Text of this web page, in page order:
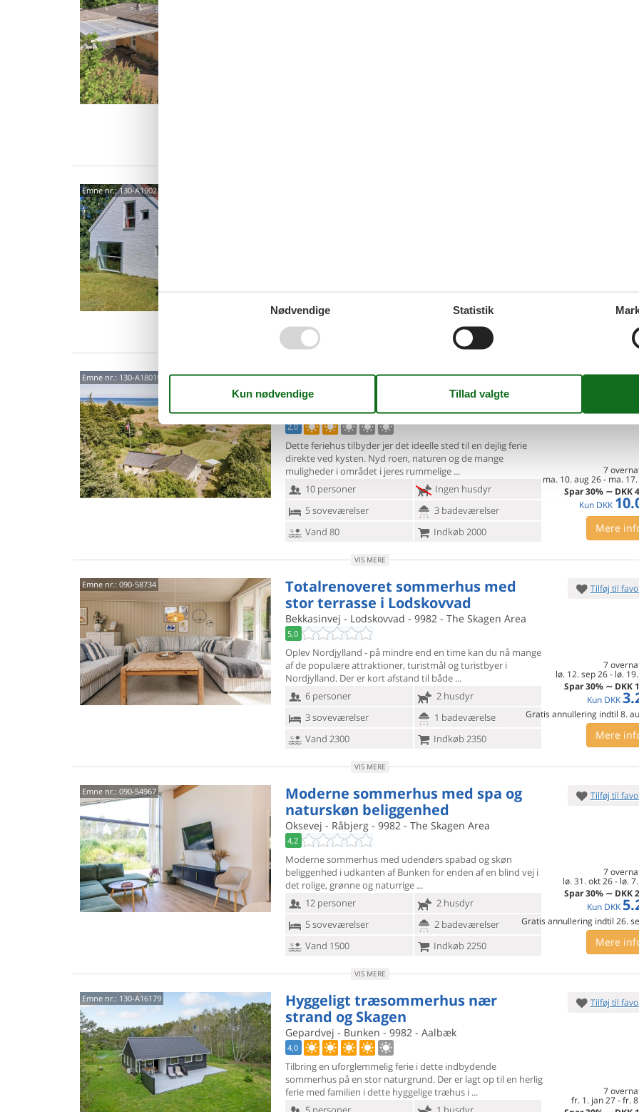
Emne nr.:130-A19021
3 soveværelser
1 badeværelse
Vand 1500
Indkøb 7000
Emne nr.: 130-A18019
Feriehus ved Ålbæk Strand med
natur og havudsigt
Alkevej - Ålbæk Strand - 9982 - Aalbæk
2,0
Dette feriehus tilbyder jer det ideelle sted til en dejlig ferie
direkte ved kysten. Nyd roen, naturen og de mange
muligheder i området i jeres rummelige
10 personer
Ingen husdyr
5 soveværelser
3 badeværelser
Vand 80
Indkøb 2000
7
ma. 10. aug 26- ma.
Spar 30% ∼ DKK
Kun DKK
Mere
VIS MERE
Emne nr.: 090-58734
Totalrenoveret sommerhus med
stor terrasse i Lodskovvad
Bekkasinvej - Lodskovvad - 9982 - The Skagen Area
5,0
Oplev Nordjylland - på mindre end en time kan du nå mange
af de populæreattraktioner, turistmål og turistbyer i
Nordjylland. Der er kort afstand til både
6 personer
2 husdyr
3 soveværelser
1 badeværelse
Vand 2300
Indkøb 2350
Tilføj til
7
lø. 12. sep 26- lø.
Spar 30% ∼ DKK
Kun DKK
Gratis annullering indtil 8.
Mere
VIS MERE
Emne nr.: 090-54967
Moderne sommerhus med spa og
naturskøn beliggenhed
Oksevej - Råbjerg - 9982 - The Skagen Area
4,2
Moderne sommerhus med udendørs spabad og skøn
beliggenhed i udkanten af Bunken for enden af en blind vej i
det rolige, grønne og naturrige
12 personer
2 husdyr
5 soveværelser
2 badeværelser
Vand 1500
Indkøb 2250
Tilføj til
7
lø. 31. okt 26- lø.
Spar 30% ∼ DKK
Kun DKK
Gratis annullering indtil 26.
Mere
VIS MERE
Emne nr.: 130-A16179
Hyggeligt træsommerhus nær
strand og Skagen
Gepardvej - Bunken - 9982 - Aalbæk
4,0
Tilbring en uforglemmelig ferie i dette indbydende
sommerhus på en stor naturgrund. Der er lagt op til en herlig
ferie med familien i dette hyggelige træhus i
Tilføj til
7
fr. 1. jan 27-fr.
Nødvendige Statistik